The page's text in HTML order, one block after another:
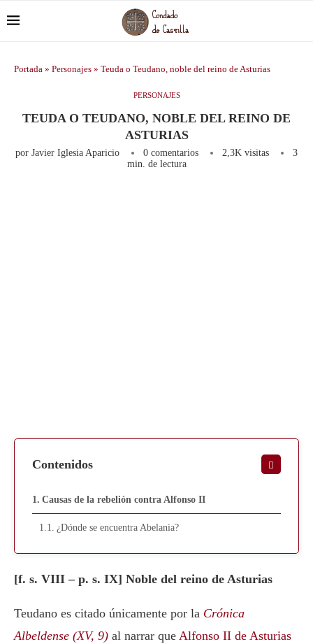
Portada » Personajes » Teuda o Teudano, noble del reino de Asturias
PERSONAJES
TEUDA O TEUDANO, NOBLE DEL REINO DE
ASTURIAS
por Javier Iglesia Aparicio 0 comentarios 2,3K visitas
3
min. de lectura
Contenidos
Causas de la rebelión contra Alfonso II
¿Dónde se encuentra Abelania?
[f. s. VIII – p. s. IX] Noble del reino de Asturias
Teudano es citado únicamente por la Crónica
Albeldense (XV, 9) al narrar que Alfonso II de Asturias